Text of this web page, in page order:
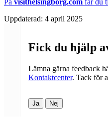
Uppdaterad: 4 april 2025
Fick du hjälp
Lämna gärna feedback
Kontaktcenter. Tack för
Ja Nej